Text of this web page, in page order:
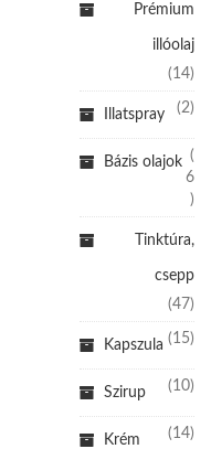
Prémium
illóolaj
(14)
Illatspray (2)
Bázis olajok (
6
)
Tinktúra,
csepp
(47)
Kapszula (15)
Szirup (10)
Krém (14)